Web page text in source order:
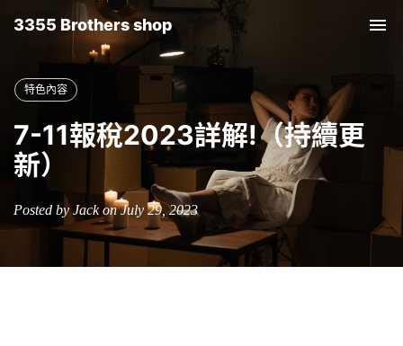
3355 Brothers shop
特色內容
7-11報稅2023詳解!（持續更
新）
Posted by Jack on July 29, 2023